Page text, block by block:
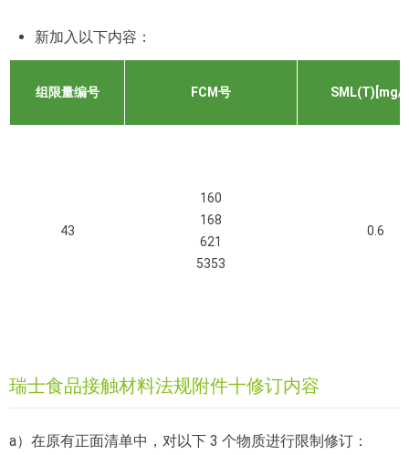
新加入以下内容：
组限量编号 FCM号 SML(T)[mg/
43
160
168
621
5353
0.6
瑞士食品接触材料法规附件十修订内容
a）在原有正面清单中，对以下 3 个物质进行限制修订：